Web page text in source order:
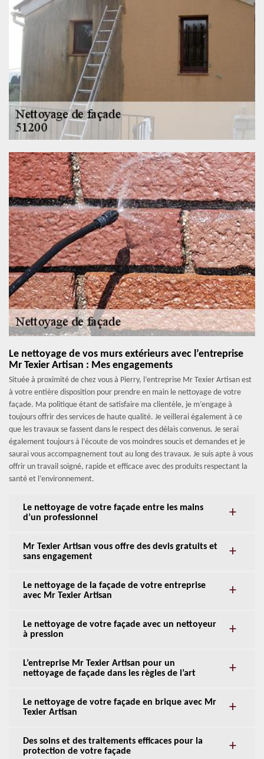
Le nettoyage de vos murs extérieurs avec l’entreprise
Mr Texier Artisan : Mes engagements
Située à proximité de chez vous à Pierry, l’entreprise Mr Texier Artisan est
à votre entière disposition pour prendre en main le nettoyage de votre
façade. Ma politique étant de satisfaire ma clientèle, je m’engage à
toujours offrir des services de haute qualité. Je veillerai également à ce
que les travaux se fassent dans le respect des délais convenus. Je serai
également toujours à l’écoute de vos moindres soucis et demandes et je
saurai vous accompagnement tout au long des travaux. Je suis apte à vous
offrir un travail soigné, rapide et efficace avec des produits respectant la
santé et l’environnement.
Le nettoyage de votre façade entre les mains
d’un professionnel
Mr Texier Artisan vous offre des devis gratuits et
sans engagement
Le nettoyage de la façade de votre entreprise
avec Mr Texier Artisan
Le nettoyage de votre façade avec un nettoyeur
à pression
L’entreprise Mr Texier Artisan pour un
nettoyage de façade dans les règles de l’art
Le nettoyage de votre façade en brique avec Mr
Texier Artisan
Des soins et des traitements efficaces pour la
protection de votre façade